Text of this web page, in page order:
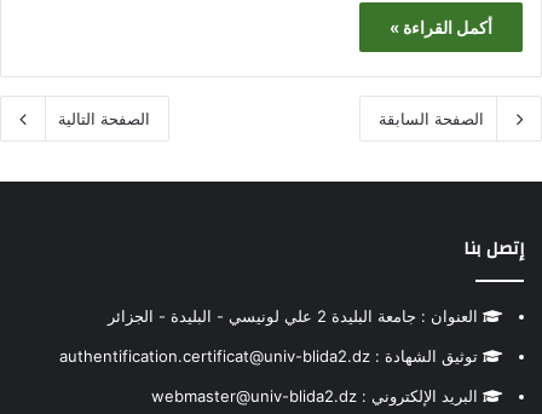
أكمل القراءة »
الصفحة السابقة الصفحة التالية
إتصل بنا
العنوان : جامعة البليدة 2 علي لونيسي - البليدة - الجزائر
توثيق الشهادة : authentification.certificat@univ-blida2.dz
البريد الإلكتروني : webmaster@univ-blida2.dz